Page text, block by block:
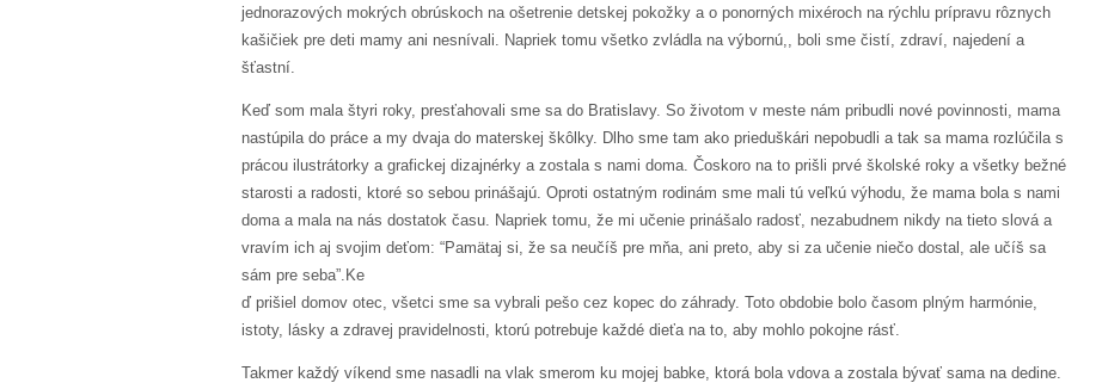
jednorazových mokrých obrúskoch na ošetrenie detskej pokožky a o ponorných mixéroch na rýchlu prípravu rôznych
kašičiek pre deti mamy ani nesnívali. Napriek tomu všetko zvládla na výbornú,, boli sme čistí, zdraví, najedení a
šťastní.
Keď som mala štyri roky, presťahovali sme sa do Bratislavy. So životom v meste nám pribudli nové povinnosti, mama
nastúpila do práce a my dvaja do materskej škôlky. Dlho sme tam ako prieduškári nepobudli a tak sa mama rozlúčila s
prácou ilustrátorky a grafickej dizajnérky a zostala s nami doma. Čoskoro na to prišli prvé školské roky a všetky bežné
starosti a radosti, ktoré so sebou prinášajú. Oproti ostatným rodinám sme mali tú veľkú výhodu, že mama bola s nami
doma a mala na nás dostatok času. Napriek tomu, že mi učenie prinášalo radosť, nezabudnem nikdy na tieto slová a
vravím ich aj svojim deťom: “Pamätaj si, že sa neučíš pre mňa, ani preto, aby si za učenie niečo dostal, ale učíš sa
sám pre seba”.Ke
ď prišiel domov otec, všetci sme sa vybrali pešo cez kopec do záhrady. Toto obdobie bolo časom plným harmónie,
istoty, lásky a zdravej pravidelnosti, ktorú potrebuje každé dieťa na to, aby mohlo pokojne rásť.
Takmer každý víkend sme nasadli na vlak smerom ku mojej babke, ktorá bola vdova a zostala bývať sama na dedine.